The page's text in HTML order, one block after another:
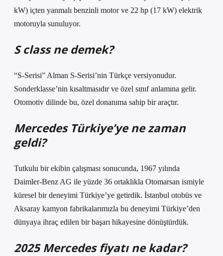
kW) içten yanmalı benzinli motor ve 22 hp (17 kW) elektrik
motoruyla sunuluyor.
S class ne demek?
“S-Serisi” Alman S-Serisi’nin Türkçe versiyonudur.
Sonderklasse’nin kısaltmasıdır ve özel sınıf anlamına gelir.
Otomotiv dilinde bu, özel donanıma sahip bir araçtır.
Mercedes Türkiye’ye ne zaman
geldi?
Tutkulu bir ekibin çalışması sonucunda, 1967 yılında
Daimler-Benz AG ile yüzde 36 ortaklıkla Otomarsan ismiyle
küresel bir deneyimi Türkiye’ye getirdik. İstanbul otobüs ve
Aksaray kamyon fabrikalarımızla bu deneyimi Türkiye’den
dünyaya ihraç edilen bir başarı hikayesine dönüştürdük.
2025 Mercedes fiyatı ne kadar?